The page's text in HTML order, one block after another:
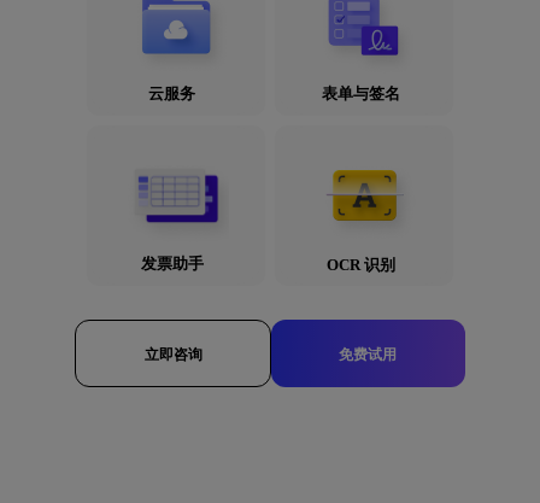
云服务 表单与签名
发票助手 OCR 识别
立即咨询 免费试用